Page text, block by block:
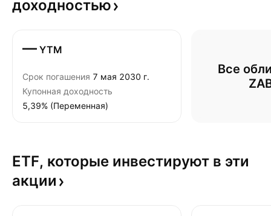
доходностью
— YTM
Срок погашения 7 мая 2030 г.
Купонная доходность
5,39% (Переменная)
Все
ETF, которые инвестируют в эти
акции